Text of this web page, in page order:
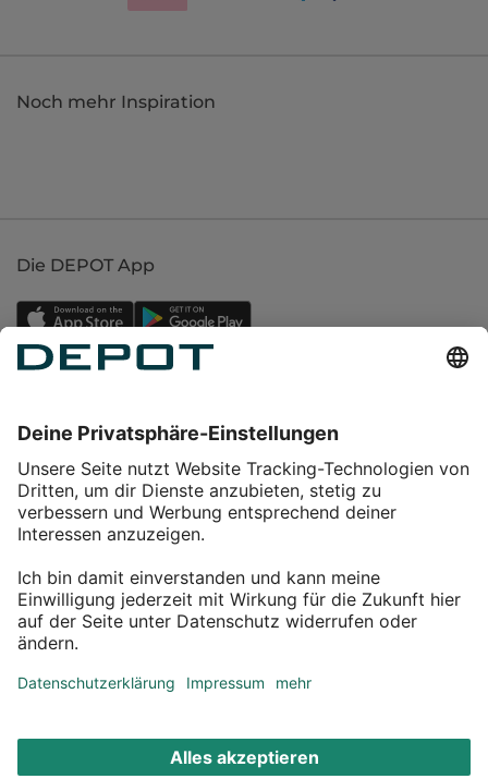
Noch mehr Inspiration
Die DEPOT App
Service
Über DEPOT
Kontakt